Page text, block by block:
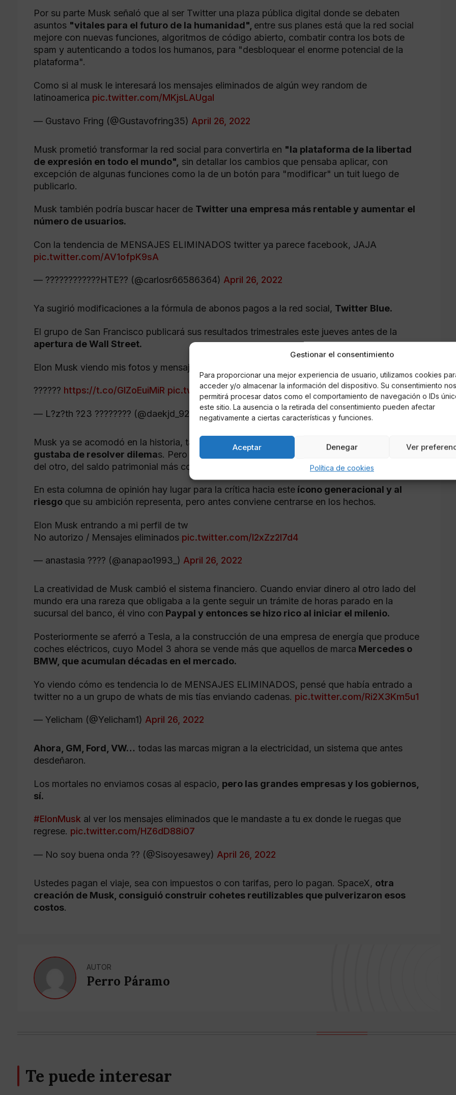
Gestionar el consentimiento
Para proporcionar una mejor experiencia de usuario, utilizamos cookies
acceder y/o almacenar la información del dispositivo. Su consentimiento nos
permitirá procesar datos como el comportamiento de navegación o IDs
este sitio. La ausencia o la retirada del consentimiento pueden afectar
negativamente a ciertas características y funciones.
Aceptar Denegar Ver
Política de cookies
Por su parte Musk señaló que al ser Twitter una plaza pública digital donde se debaten
asuntos "vitales para el futuro de la humanidad", entre sus planes está que la red social
mejore con nuevas funciones, algoritmos de código abierto, combatir contra los bots de
spam y autenticando a todos los humanos, para "desbloquear el enorme potencial de la
plataforma".
Como si al musk le interesará los mensajes eliminados de algún wey random de
latinoamerica pic.twitter.com/MKjsLAUgaI
— Gustavo Fring (@Gustavofring35) April 26, 2022
Musk prometió transformar la red social para convertirla en "la plataforma de la libertad
de expresión en todo el mundo", sin detallar los cambios que pensaba aplicar, con
excepción de algunas funciones como la de un botón para "modificar" un tuit luego de
publicarlo.
Musk también podría buscar hacer de Twitter una empresa más rentable y aumentar el
número de usuarios.
Con la tendencia de MENSAJES ELIMINADOS twitter ya parece facebook, JAJA
pic.twitter.com/AV1ofpK9sA
— ????????????HTE?? (@carlosr66586364) April 26, 2022
Ya sugirió modificaciones a la fórmula de abonos pagos a la red social, Twitter Blue.
El grupo de San Francisco publicará sus resultados trimestrales este jueves antes de la
apertura de Wall Street.
Elon Musk viendo mis fotos y mensajes eliminados:
?????? https://t.co/GlZoEuiMiR pic.twitter.com/dyvfD8BpxI
— L?z?th ?23 ???????? (@daekjd_921) April 26, 2022
Musk ya se acomodó en la historia, tal como el autor de la
Mona Lisa que también
gustaba de resolver dilemas. Pero el superdotado contemporáneo sí goza, a diferencia
del otro, del saldo patrimonial más colosal.
En esta columna de opinión hay lugar para la crítica hacia este ícono generacional y al
riesgo que su ambición representa, pero antes conviene centrarse en los hechos.
Elon Musk entrando a mi perfil de tw
No autorizo / Mensajes eliminados pic.twitter.com/I2xZz2l7d4
— anastasia ??‍?? (@anapao1993_) April 26, 2022
La creatividad de Musk cambió el sistema financiero. Cuando enviar dinero al otro lado del
mundo era una rareza que obligaba a la gente seguir un trámite de horas parado en la
sucursal del banco, él vino con Paypal y entonces se hizo rico al iniciar el milenio.
Posteriormente se aferró a Tesla, a la construcción de una empresa de energía que produce
coches eléctricos, cuyo Model 3 ahora se vende más que aquellos de marca Mercedes o
BMW, que acumulan décadas en el mercado.
Yo viendo cómo es tendencia lo de MENSAJES ELIMINADOS, pensé que había entrado a
twitter no a un grupo de whats de mis tías enviando cadenas. pic.twitter.com/Ri2X3Km5u1
— Yelicham (@Yelicham1) April 26, 2022
Ahora, GM, Ford, VW… todas las marcas migran a la electricidad, un sistema que antes
desdeñaron.
Los mortales no enviamos cosas al espacio, pero las grandes empresas y los gobiernos,
sí.
#ElonMusk al ver los mensajes eliminados que le mandaste a tu ex donde le ruegas que
regrese. pic.twitter.com/HZ6dD88i07
— No soy buena onda ?? (@Sisoyesawey) April 26, 2022
Ustedes pagan el viaje, sea con impuestos o con tarifas, pero lo pagan. SpaceX, otra
creación de Musk, consiguió construir cohetes reutilizables que pulverizaron esos
costos.
AUTOR
Perro Páramo
Te puede interesar